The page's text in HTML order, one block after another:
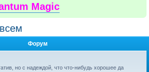
Magic
Форум
но с надеждой, что что-нибудь хорошее да